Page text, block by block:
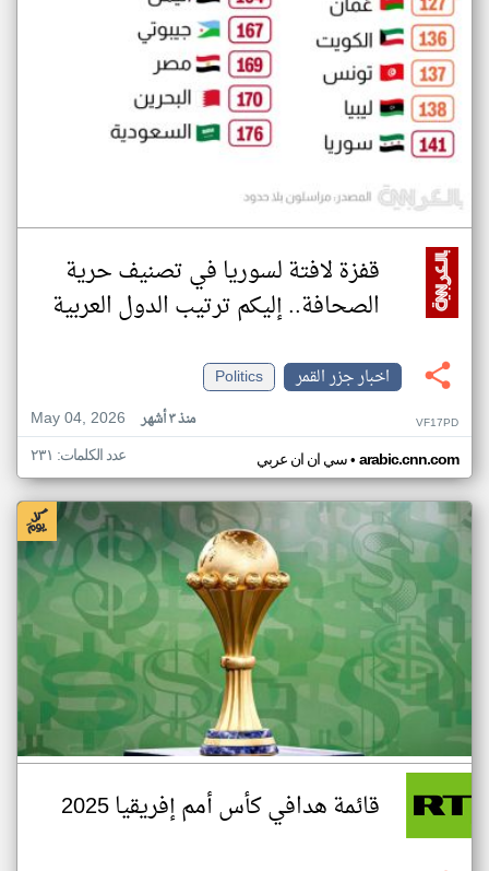
قفزة لافتة لسوريا في تصنيف حرية
الصحافة.. إليكم ترتيب الدول العربية
اخبار جزر القمر
Politics
May 04, 2026
منذ ٣ أشهر VF17PD
سي ان ان عربي• arabic.cnn.com عدد الكلمات: ٢٣١
قائمة هدافي كأس أمم إفريقيا 2025